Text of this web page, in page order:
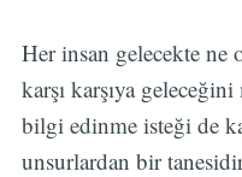
Her insan gelecekte ne
karşı karşıya
bilgi edinme isteği de
unsurlardan bir